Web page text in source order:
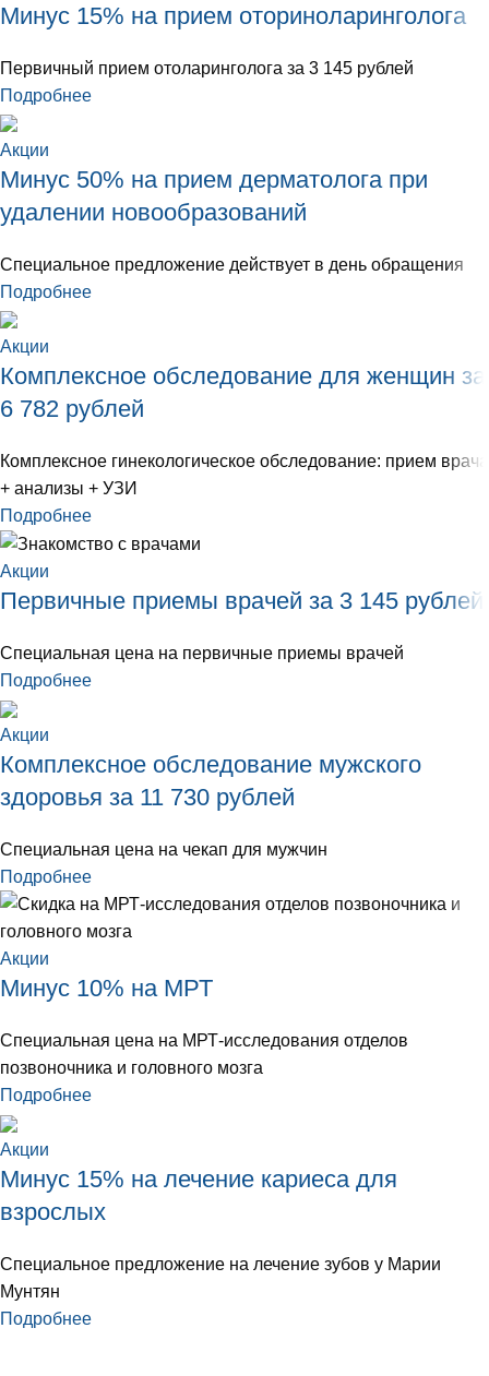
Минус 15% на прием оториноларинголога
Первичный прием отоларинголога за 3 145 рублей
Подробнее
Акции
Минус 50% на прием дерматолога при
удалении новообразований
Специальное предложение действует в день обращения
Подробнее
Акции
Комплексное обследование для женщин за
6 782 рублей
Комплексное гинекологическое обследование: прием врача
+ анализы + УЗИ
Подробнее
Акции
Первичные приемы врачей за 3 145 рублей
Специальная цена на первичные приемы врачей
Подробнее
Акции
Комплексное обследование мужского
здоровья за 11 730 рублей
Специальная цена на чекап для мужчин
Подробнее
Акции
Минус 10% на МРТ
Специальная цена на МРТ-исследования отделов
позвоночника и головного мозга
Подробнее
Акции
Минус 15% на лечение кариеса для
взрослых
Специальное предложение на лечение зубов у Марии
Мунтян
Подробнее